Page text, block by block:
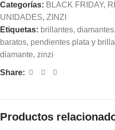
Categorías: BLACK FRIDAY,
UNIDADES, ZINZI
Etiquetas: brillantes, diamantes,
baratos, pendientes plata y
diamante, zinzi
Share:
Productos